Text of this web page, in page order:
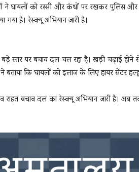
घायलों को रस्सी और कंधों पर रखकर पुलिस और
है। रेस्क्यू अभियान जारी है।
स्तर पर बचाव दल चल रहा है। खड़ी चढ़ाई होने
बताया कि घायलों को इलाज के लिए हायर सेंटर
बचाव दल का रेस्क्यू अभियान जारी है। अब